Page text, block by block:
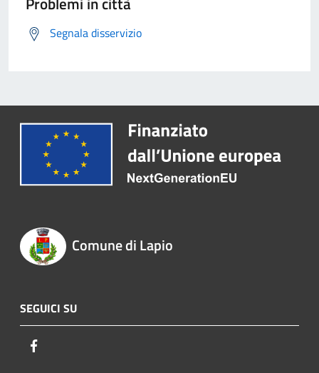
Segnala disservizio
Comune di Lapio
SEGUICI SU